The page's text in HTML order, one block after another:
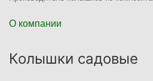
О компании
Колышки садовые